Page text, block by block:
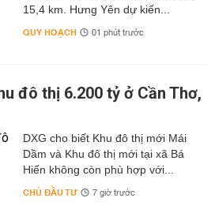
15,4 km. Hưng Yên dự kiến...
QUY HOẠCH 01 phút trước
đô thị 6.200 tỷ ở Cần Thơ,
DXG cho biết Khu đô thị mới Mái
Dầm và Khu đô thị mới tại xã Bá
Hiến không còn phù hợp với...
CHỦ ĐẦU TƯ 7 giờ trước